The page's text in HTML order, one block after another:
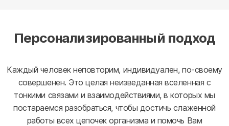
Персонализированный подход
Каждый человек неповторим, индивидуален, по-своему
совершенен. Это целая неизведанная вселенная с
тонкими связами и взаимодействиями, в которых мы
постараемся разобраться, чтобы достичь слаженной
работы всех цепочек организма и помочь Вам